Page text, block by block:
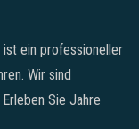
ist ein professioneller
Wir sind
Sie Jahre